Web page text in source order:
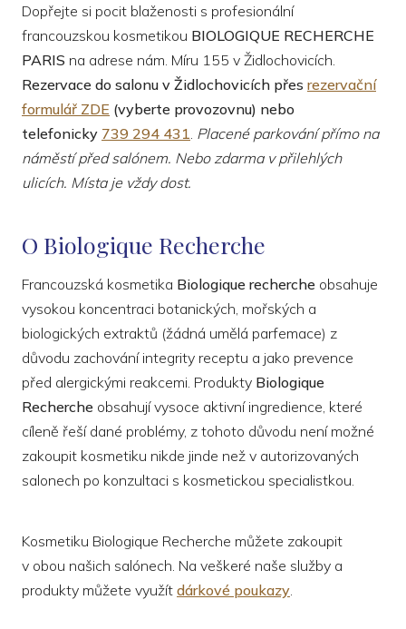
Dopřejte si pocit blaženosti s profesionální
francouzskou kosmetikou BIOLOGIQUE RECHERCHE
PARIS na adrese nám. Míru 155 v Židlochovicích.
Rezervace do salonu v Židlochovicích přes rezervační
formulář ZDE (vyberte provozovnu) nebo
telefonicky 739 294 431 Placené parkování přímo na
náměstí před salónem. Nebo zdarma v přilehlých
ulicích. Místa je vždy dost.
O Biologique Recherche
Francouzská kosmetika Biologique recherche obsahuje
vysokou koncentraci botanických, mořských a
biologických extraktů (žádná umělá parfemace) z
důvodu zachování integrity receptu a jako prevence
před alergickými reakcemi. Produkty Biologique
Recherche obsahují vysoce aktivní ingredience, které
cíleně řeší dané problémy, z tohoto důvodu není možné
zakoupit kosmetiku nikde jinde než v autorizovaných
salonech po konzultaci s kosmetickou specialistkou.
Kosmetiku Biologique Recherche můžete zakoupit
v obou našich salónech. Na veškeré naše služby a
produkty můžete využít dárkové poukazy